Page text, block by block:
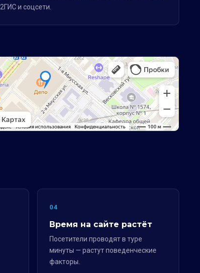
2ГИС и соцсети.
04
Время на сайте растёт
Посетители проводят в туре
минуты — растут поведенческие
факторы.